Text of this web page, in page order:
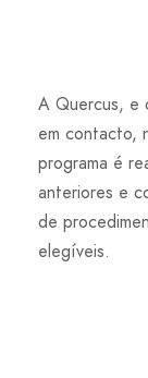
A Quercus, e
em contacto,
programa é
anteriores e
de
elegíveis.